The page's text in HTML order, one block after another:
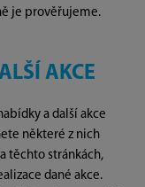
je prověřujeme.
AKCE
a další akce
některé z nich
těchto stránkách,
dané akce.